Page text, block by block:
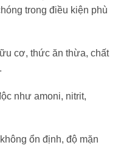
trong điều kiện phù
cơ, thức ăn thừa, chất
như amoni, nitrit,
ổn định, độ mặn